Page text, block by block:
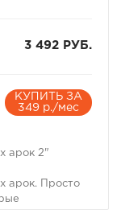
3 492 РУБ.
КУПИТЬ ЗА
349 р./мес
арок 2"
арок. Просто